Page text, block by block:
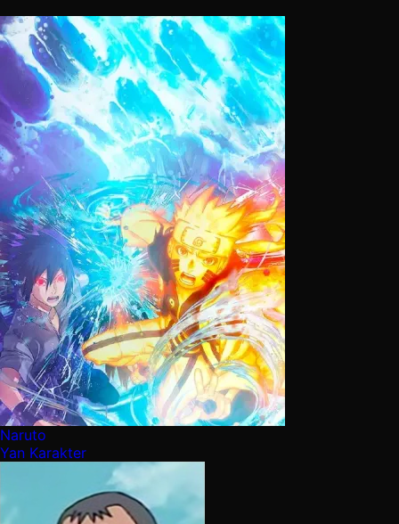
Naruto
Yan Karakter